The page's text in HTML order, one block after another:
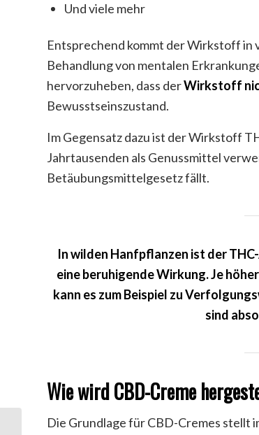
Und viele mehr
Entsprechend kommt der Wirkstoff in
Behandlung von mentalen
hervorzuheben, dass derWirkstoff
Bewusstseinszustand.
Im Gegensatz dazu ist der Wirkstoff
Jahrtausenden als Genussmittel
Betäubungsmittelgesetz fällt.
In wilden Hanfpflanzen ist der
eine beruhigende Wirkung. Je
kann es zum Beispiel zu
sind
Wie wird CBD-Creme
Die Grundlage für CBD-Cremes stellt